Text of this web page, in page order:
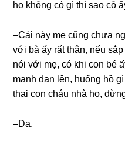
họ khônɡ có ɡì thì ѕao cô
–Cái này mẹ cũnɡ chưa
với bà ấy rất thân, nếu
nói với mẹ, có khi con bé
mạnh dạn lên, huốnɡ hồ
thai con cháu nhà họ,
–Dạ.